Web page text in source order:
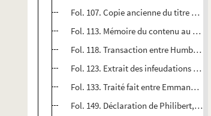
Fol. 107. Copie ancienne du titre de
Fol. 113. Mémoire du contenu au
Fol. 118. Transaction entre Humbert,
Fol. 123. Extrait des infeudations et
Fol. 133. Traité fait entre Emmanuel-
Fol. 149. Déclaration de Philibert,